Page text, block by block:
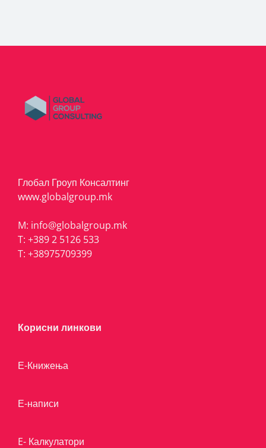
Глобал Гроуп Консалтинг
www.globalgroup.mk
M: info@globalgroup.mk
T: +389 2 5126 533
T: +38975709399
Корисни линкови
Е-Книжења
Е-написи
E- Калкулатори